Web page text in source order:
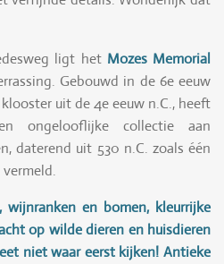
ligt het Mozes Memorial
Gebouwd in de 6e eeuw
uit de 4e eeuw n.C., heeft
ongelooflijke collectie aan
daterend uit 530 n.C. zoals één
wijnranken en bomen, kleurrijke
op wilde dieren en huisdieren
niet waar eerst kijken! Antieke